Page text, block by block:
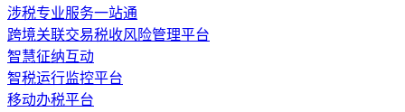
涉税专业服务一站通
跨境关联交易税收风险管理平台
智慧征纳互动
智税运行监控平台
移动办税平台